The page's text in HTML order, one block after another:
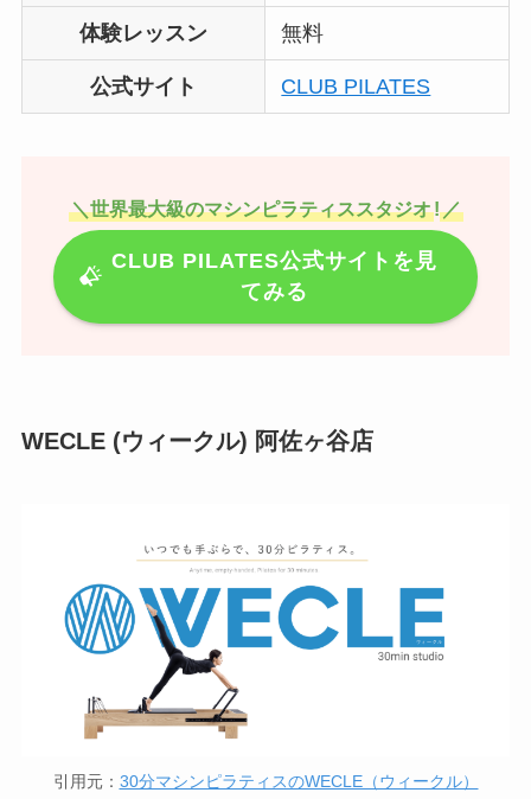
体験レッスン 無料
公式サイト CLUB PILATES
＼世界最大級のマシンピラティススタジオ!／
CLUB PILATES公式サイトを見
てみる
WECLE (ウィークル) 阿佐ヶ谷店
引用元： 30分マシンピラティスのWECLE（ウィークル）